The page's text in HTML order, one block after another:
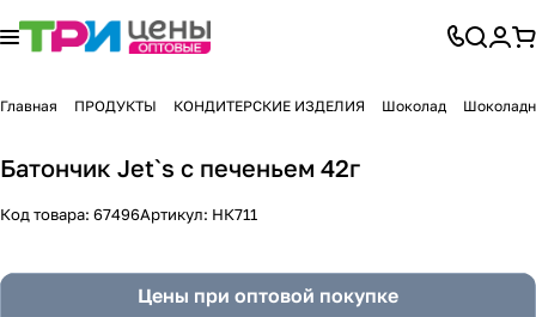
Главная ПРОДУКТЫ КОНДИТЕРСКИЕ ИЗДЕЛИЯ Шоколад
Батончик Jet`s с печеньем 42г
Код товара: 67496Артикул: НК711
Цены при оптовой покупке